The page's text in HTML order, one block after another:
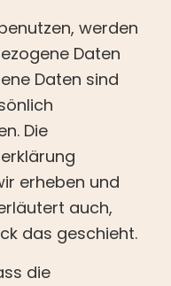
werden
Daten
Daten sind
Die
erheben und
auch,
das geschieht.
die